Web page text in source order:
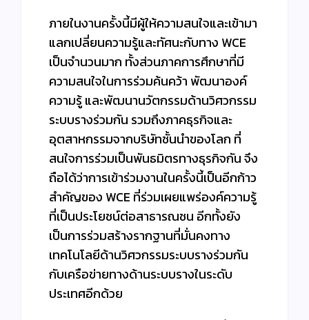
ภายในงานครั้งนี้มีผู้ให้ความสนใจและเข้ามา
แลกเปลี่ยนความรู้และทัศนะกับทาง WCE
เป็นจำนวนมาก ทั้งส่วนภาคการศึกษาที่มี
ความสนใจในการร่วมค้นคว้า พัฒนาองค์
ความรู้ และพัฒนานวัตกรรมด้านวิศวกรรม
ระบบรางร่วมกัน รวมถึงภาคธุรกิจและ
อุตสาหกรรมจากบริษัทชั้นนำของโลก ที่
สนใจการร่วมเป็นพันธมิตรทางธุรกิจกัน จึง
ถือได้ว่าการเข้าร่วมงานในครั้งนี้เป็นอีกก้าว
สำคัญของ WCE ที่ร่วมเผยแพร่องค์ความรู้
ที่เป็นประโยชน์ต่อสาธารณชน อีกทั้งยัง
เป็นการร่วมสร้างรากฐานที่มั่นคงทาง
เทคโนโลยีด้านวิศวกรรมระบบรางร่วมกัน
กับเครือข่ายทางด้านระบบรางในระดับ
ประเทศอีกด้วย